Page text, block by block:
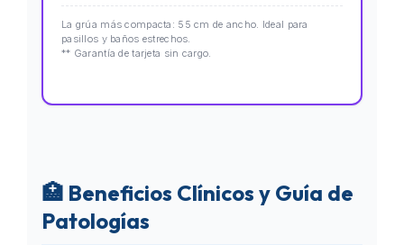
La grúa más compacta: 55 cm de ancho. Ideal para
pasillos y baños estrechos.
** Garantía de tarjeta sin cargo.
🏥 Beneficios Clínicos y Guía de
Patologías